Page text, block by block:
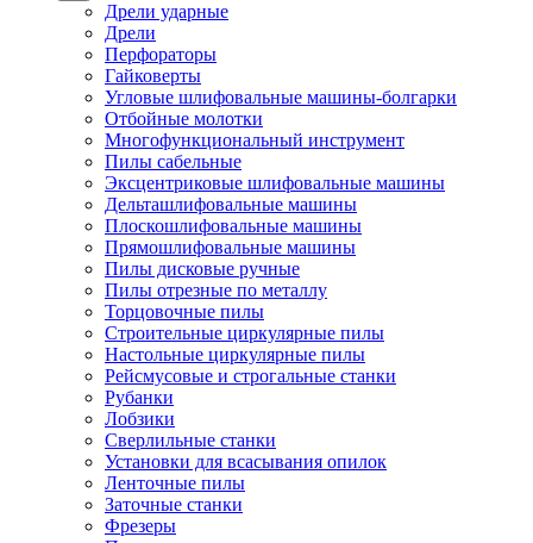
Дрели ударные
Дрели
Перфораторы
Гайковерты
Угловые шлифовальные машины-болгарки
Отбойные молотки
Многофункциональный инструмент
Пилы сабельные
Эксцентриковые шлифовальные машины
Дельташлифовальные машины
Плоскошлифовальные машины
Прямошлифовальные машины
Пилы дисковые ручные
Пилы отрезные по металлу
Торцовочные пилы
Строительные циркулярные пилы
Настольные циркулярные пилы
Рейсмусовые и строгальные станки
Рубанки
Лобзики
Сверлильные станки
Установки для всасывания опилок
Ленточные пилы
Заточные станки
Фрезеры